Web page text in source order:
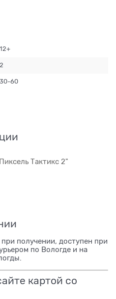
12+
2
30-60
Тактикс 2"
получении, доступен при
по Вологде и на
картой со